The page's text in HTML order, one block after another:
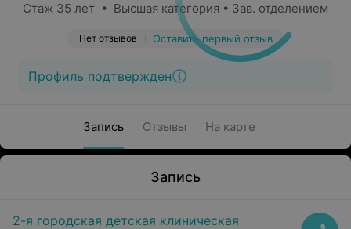
Стаж 35 лет • Высшая категория • Зав. отделением
Нет отзывов Оставить первый отзыв
Профиль подтвержден
Запись Отзывы На карте
Запись
2-я городская детская клиническая